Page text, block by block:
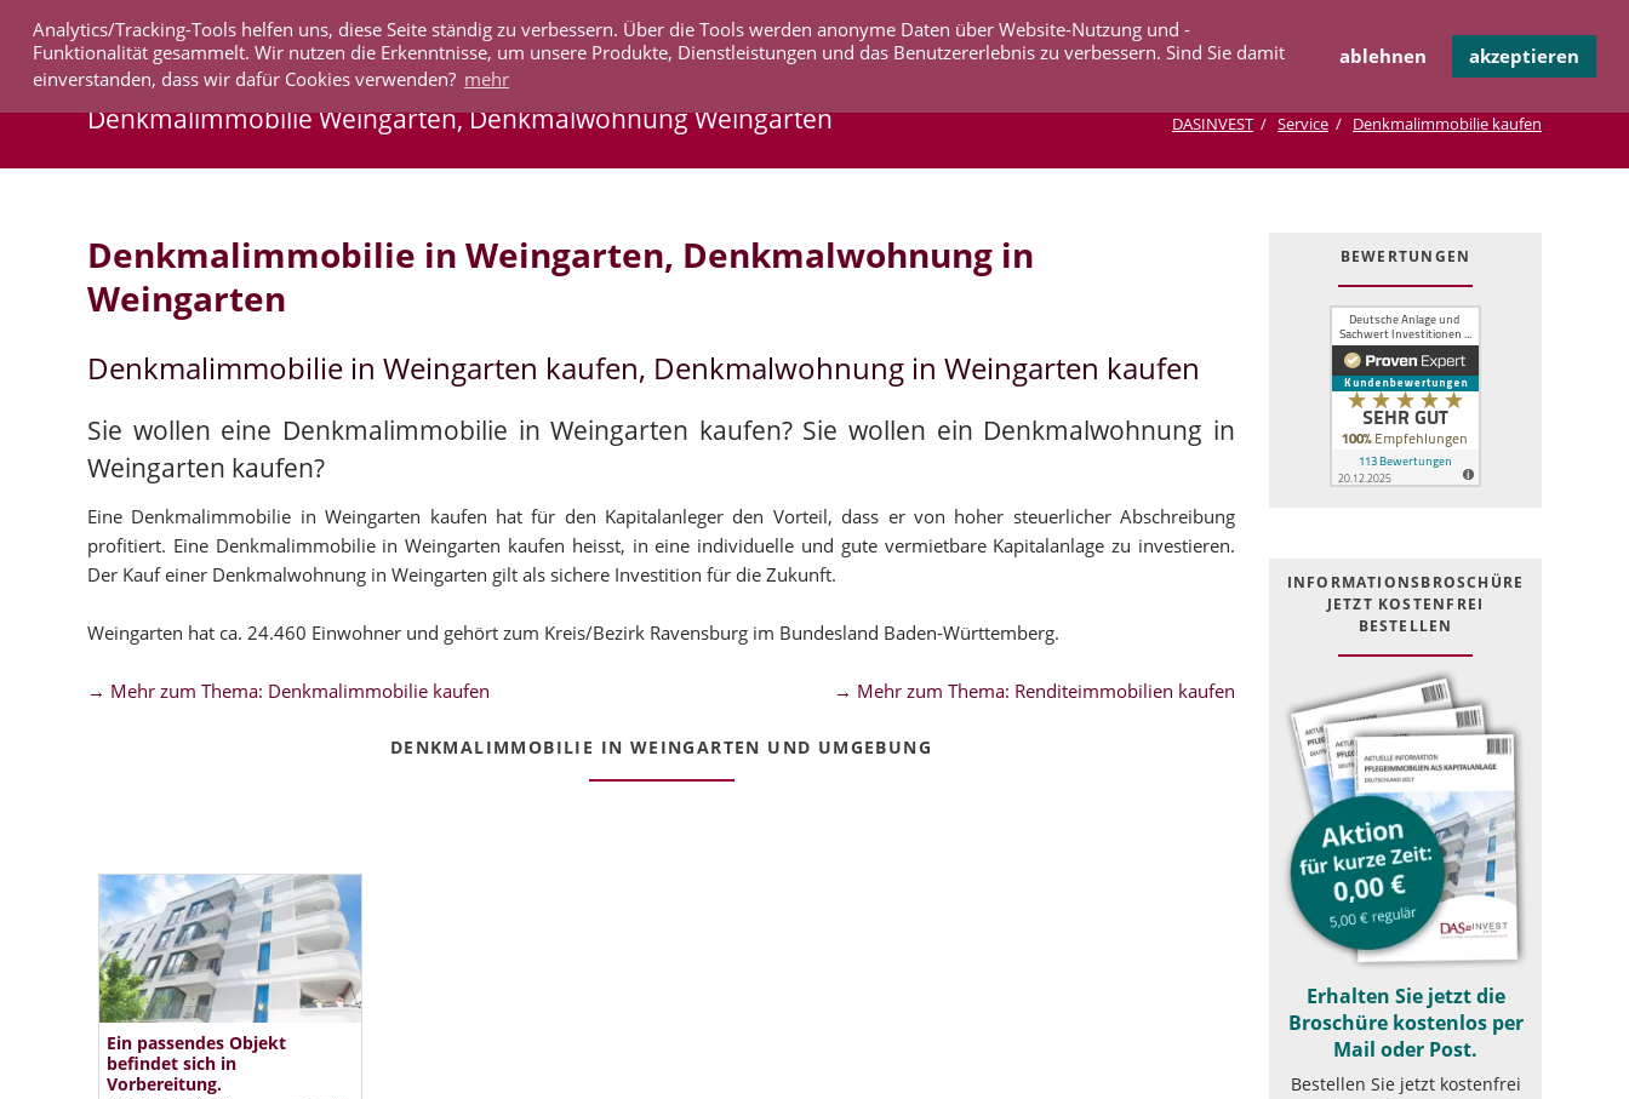
Analytics/Tracking-Tools helfen uns, diese Seite ständig zu verbessern. Über die Tools werden anonyme Daten über Website-Nutzung und -
Funktionalität gesammelt. Wir nutzen die Erkenntnisse, um unsere Produkte, Dienstleistungen und das Benutzererlebnis zu verbessern. Sind Sie damit
einverstanden, dass wir dafür Cookies verwenden? mehr
ablehnen akzeptieren
überspringen
IMMOBILIEN AKTUELLES UNTERNEHMEN SERVICE KOOPERATION KONTAKT
Denkmalimmobilie Weingarten, Denkmalwohnung Weingarten DASINVEST Service Denkmalimmobilie kaufen
Denkmalimmobilie in Weingarten, Denkmalwohnung in
Weingarten
Denkmalimmobilie in Weingarten kaufen, Denkmalwohnung in Weingarten kaufen
Sie wollen eine Denkmalimmobilie in Weingarten kaufen? Sie wollen ein Denkmalwohnung in
Weingarten kaufen?
Eine Denkmalimmobilie in Weingarten kaufen hat für den Kapitalanleger den Vorteil, dass er von hoher steuerlicher Abschreibung
profitiert. Eine Denkmalimmobilie in Weingarten kaufen heisst, in eine individuelle und gute vermietbare Kapitalanlage zu investieren.
Der Kauf einer Denkmalwohnung in Weingarten gilt als sichere Investition für die Zukunft.
Weingarten hat ca. 24.460 Einwohner und gehört zum Kreis/Bezirk Ravensburg im Bundesland Baden-Württemberg.
→ Mehr zum Thema: Denkmalimmobilie kaufen → Mehr zum Thema: Renditeimmobilien kaufen
DENKMALIMMOBILIE IN WEINGARTEN UND UMGEBUNG
Ein passendes Objekt
befindet sich in
Vorbereitung.
BEWERTUNGEN
INFOR­MATIONS­BROSCHÜRE
JETZT KOSTEN­FREI
BESTELLEN
Erhalten Sie jetzt die
Broschüre kostenlos per
Mail oder Post.
Bestellen Sie jetzt kostenfrei